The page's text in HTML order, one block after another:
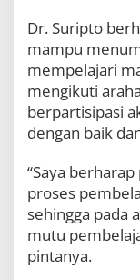
Dr. Suripto
mampu
mempelajari
mengikuti
berpartisipasi
dengan baik
“Saya
proses
sehingga pada
mutu
pintanya.